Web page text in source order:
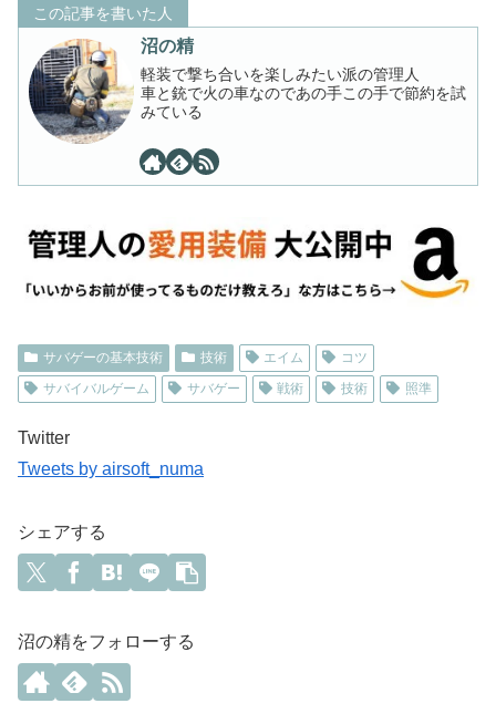
この記事を書いた人
沼の精
軽装で撃ち合いを楽しみたい派の管理人
車と銃で火の車なのであの手この手で節約を試
みている
サバゲーの基本技術 技術 エイム
コツ
サバイバルゲーム
サバゲー 戦術 技術 照準
Twitter
Tweets by airsoft_numa
シェアする
沼の精をフォローする